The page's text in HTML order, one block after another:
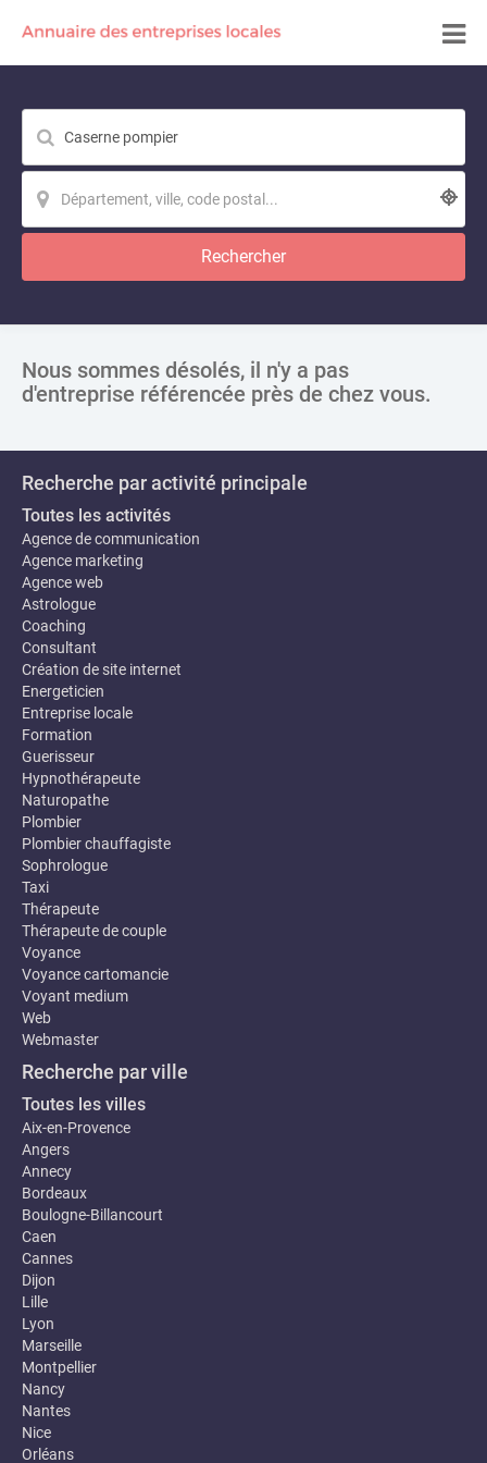
Rechercher
Nous sommes désolés, il n'y a pas
d'entreprise référencée près de chez vous.
Recherche par activité principale
Toutes les activités
Agence de communication
Agence marketing
Agence web
Astrologue
Coaching
Consultant
Création de site internet
Energeticien
Entreprise locale
Formation
Guerisseur
Hypnothérapeute
Naturopathe
Plombier
Plombier chauffagiste
Sophrologue
Taxi
Thérapeute
Thérapeute de couple
Voyance
Voyance cartomancie
Voyant medium
Web
Webmaster
Recherche par ville
Toutes les villes
Aix-en-Provence
Angers
Annecy
Bordeaux
Boulogne-Billancourt
Caen
Cannes
Dijon
Lille
Lyon
Marseille
Montpellier
Nancy
Nantes
Nice
Orléans